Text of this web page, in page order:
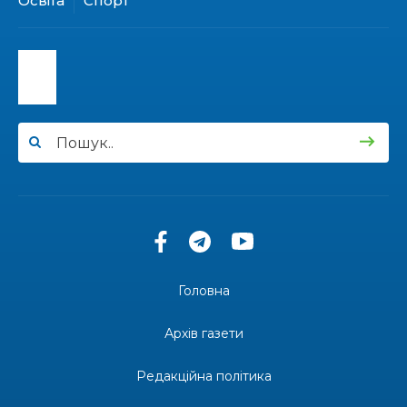
13:33
30 лип
«Дві музи» у Рівному: свято краси, мистецтва
Одна з найяскравіших постатей Бахмута –
Головна
Архів газети
Редакційна політика